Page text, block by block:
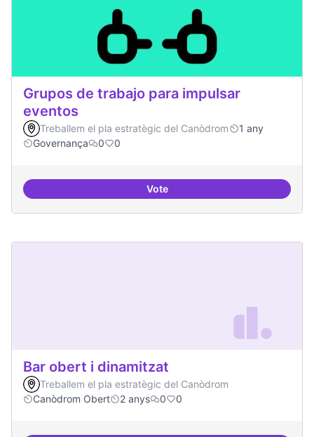
Grupos de trabajo para impulsar
eventos
Treballem el pla estratègic del Canòdrom
1 any
Governança
0 0
VoteGrupos de trabajo para impulsar
Bar obert i dinamitzat
Treballem el pla estratègic del Canòdrom
Canòdrom Obert
2 anys 0 0